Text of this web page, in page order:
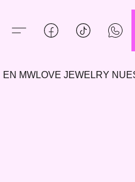
EN MWLOVE JEWELRY